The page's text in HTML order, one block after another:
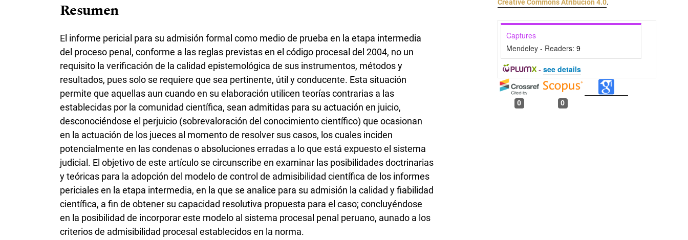
Resumen
El informe pericial para su admisión formal como medio de prueba en la etapa intermedia
del proceso penal, conforme a las reglas previstas en el código procesal del 2004, no un
requisito la verificación de la calidad epistemológica de sus instrumentos, métodos y
resultados, pues solo se requiere que sea pertinente, útil y conducente. Esta situación
permite que aquellas aun cuando en su elaboración utilicen teorías contrarias a las
establecidas por la comunidad científica, sean admitidas para su actuación en juicio,
desconociéndose el perjuicio (sobrevaloración del conocimiento científico) que ocasionan
en la actuación de los jueces al momento de resolver sus casos, los cuales inciden
potencialmente en las condenas o absoluciones erradas a lo que está expuesto el sistema
judicial. El objetivo de este artículo se circunscribe en examinar las posibilidades doctrinarias
y teóricas para la adopción del modelo de control de admisibilidad científica de los informes
periciales en la etapa intermedia, en la que se analice para su admisión la calidad y fiabilidad
científica, a fin de obtener su capacidad resolutiva propuesta para el caso; concluyéndose
en la posibilidad de incorporar este modelo al sistema procesal penal peruano, aunado a los
criterios de admisibilidad procesal establecidos en la norma.
Creative Commons Atribución 4.0.
Captures
Mendeley - Readers: 9
- see details
0 0